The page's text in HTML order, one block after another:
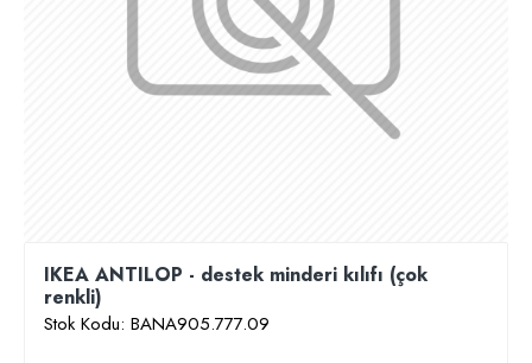
IKEA ANTILOP - destek minderi kılıfı (çok
renkli)
Stok Kodu: BANA905.777.09